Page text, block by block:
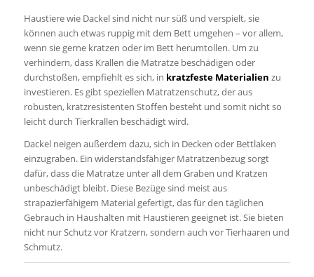
Haustiere wie Dackel sind nicht nur süß und verspielt, sie
können auch etwas ruppig mit dem Bett umgehen – vor allem,
wenn sie gerne kratzen oder im Bett herumtollen. Um zu
verhindern, dass Krallen die Matratze beschädigen oder
durchstoßen, empfiehlt es sich, in kratzfeste Materialien zu
investieren. Es gibt speziellen Matratzenschutz, der aus
robusten, kratzresistenten Stoffen besteht und somit nicht so
leicht durch Tierkrallen beschädigt wird.
Dackel neigen außerdem dazu, sich in Decken oder Bettlaken
einzugraben. Ein widerstandsfähiger Matratzenbezug sorgt
dafür, dass die Matratze unter all dem Graben und Kratzen
unbeschädigt bleibt. Diese Bezüge sind meist aus
strapazierfähigem Material gefertigt, das für den täglichen
Gebrauch in Haushalten mit Haustieren geeignet ist. Sie bieten
nicht nur Schutz vor Kratzern, sondern auch vor Tierhaaren und
Schmutz.